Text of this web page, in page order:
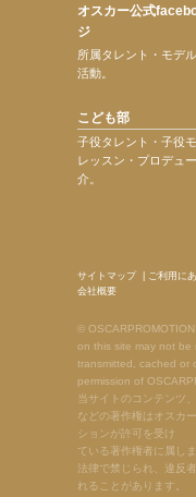
オスカー公式
ジ
所属タレント・モデ
活動。
こども部
子役タレント・子役
レッスン・プロデュ
介。
サイトマップ| ご利用に
会社概要
©
on this site may not be
transmitted, cached or
permission of
当サイトのコンテンツ
などの著作権はオスカ
ションが許可を受け
ている著作権者に属し
法律で禁じられ、違反
れることがあります。